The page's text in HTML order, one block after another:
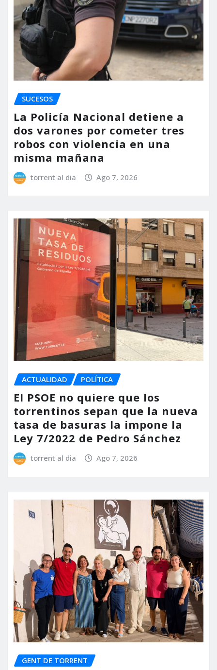
SUCESOS
La Policía Nacional detiene a
dos varones por cometer tres
robos con violencia en una
misma mañana
torrent al dia Ago 7, 2026
ACTUALIDAD POLÍTICA
El PSOE no quiere que los
torrentinos sepan que la nueva
tasa de basuras la impone la
Ley 7/2022 de Pedro Sánchez
torrent al dia Ago 7, 2026
GENT DE TORRENT